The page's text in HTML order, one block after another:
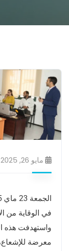
مايو 26, 2025
في الوقاية
واستهدفت هذه
معرضة